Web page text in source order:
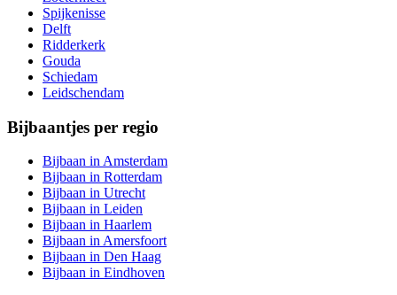
Spijkenisse
Delft
Ridderkerk
Gouda
Schiedam
Leidschendam
Bijbaantjes per regio
Bijbaan in Amsterdam
Bijbaan in Rotterdam
Bijbaan in Utrecht
Bijbaan in Leiden
Bijbaan in Haarlem
Bijbaan in Amersfoort
Bijbaan in Den Haag
Bijbaan in Eindhoven